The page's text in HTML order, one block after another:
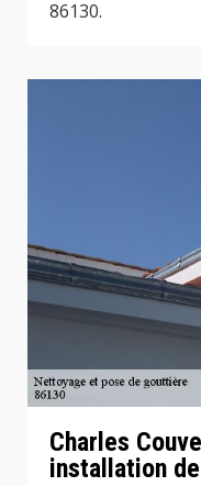
86130.
Charles
installation